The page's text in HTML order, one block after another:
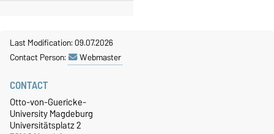
Last Modification: 09.07.2026
Contact Person:
Webmaster
CONTACT
Otto-von-Guericke-
University Magdeburg
Universitätsplatz 2